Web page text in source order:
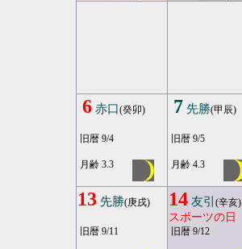
6 赤口(癸卯)
旧暦 9/4
月齢 3.3
7 先勝(甲辰)
旧暦 9/5
月齢 4.3
13 先勝(庚戌)
旧暦 9/11
14 友引 (辛亥)
スポーツの日
旧暦 9/12